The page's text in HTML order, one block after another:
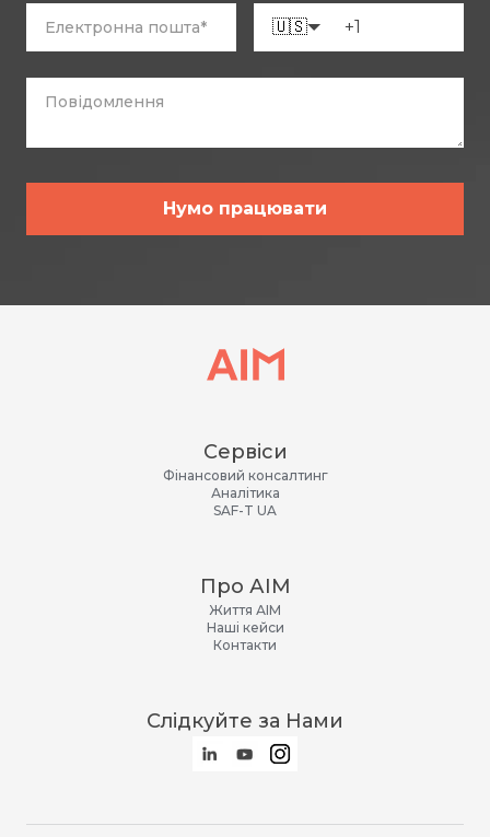
🇺🇸
Нумо працювати
Сервіси
Фінансовий консалтинг
Аналітика
SAF-T UA
Про АІМ
Життя АІМ
Наші кейси
Контакти
Слідкуйте за Нами